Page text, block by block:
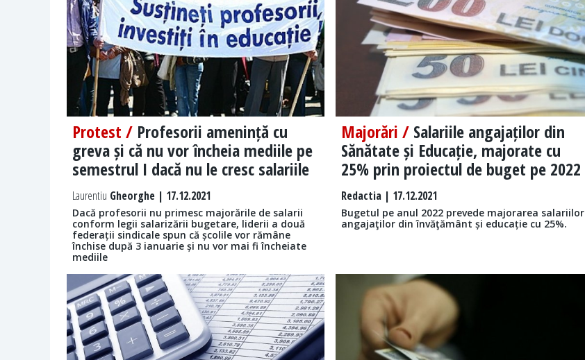
Protest / Profesorii amenință cu
greva și că nu vor încheia mediile pe
semestrul I dacă nu le cresc salariile
Laurentiu Gheorghe | 17.12.2021
Dacă profesorii nu primesc majorările de salarii
conform legii salarizării bugetare, liderii a două
federații sindicale spun că școlile vor rămâne
închise după 3 ianuarie și nu vor mai fi încheiate
mediile
Majorări / Salariile angajaților din
Sănătate și Educație, majorate cu
25% prin proiectul de buget pe 2022
Redactia| 17.12.2021
Bugetul pe anul 2022 prevede majorarea salariilor
angajaţilor din învăţământ și educație cu 25%.